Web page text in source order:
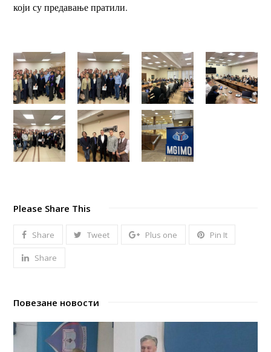
који су предавање пратили.
Please Share This
Share Tweet Plus one Pin It
Share
Повезане новости